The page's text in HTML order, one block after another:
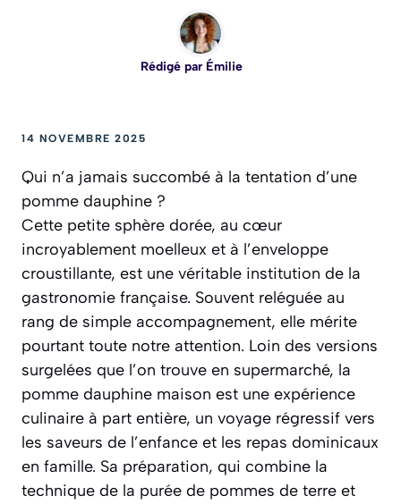
Rédigé par Émilie
14 NOVEMBRE 2025
Qui n’a jamais succombé à la tentation d’une
pomme dauphine ?
Cette petite sphère dorée, au cœur
incroyablement moelleux et à l’enveloppe
croustillante, est une véritable institution de la
gastronomie française. Souvent reléguée au
rang de simple accompagnement, elle mérite
pourtant toute notre attention. Loin des versions
surgelées que l’on trouve en supermarché, la
pomme dauphine maison est une expérience
culinaire à part entière, un voyage régressif vers
les saveurs de l’enfance et les repas dominicaux
en famille. Sa préparation, qui combine la
technique de la purée de pommes de terre et